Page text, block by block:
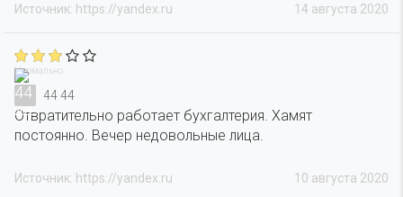
14 августа 2020
Источник: https://yandex.ru
Нормально
44 44
Отвратительно работает бухгалтерия. Хамят
постоянно. Вечер недовольные лица.
10 августа 2020
Источник: https://yandex.ru